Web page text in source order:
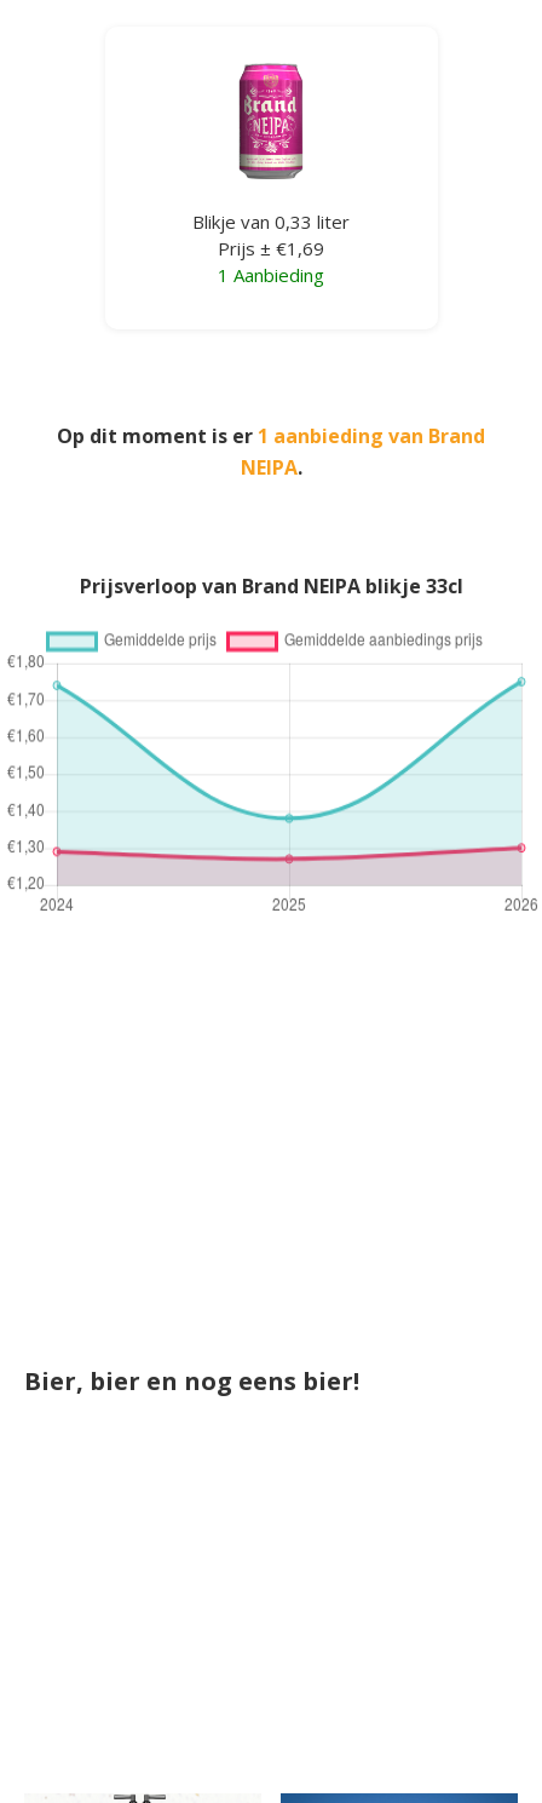
Blikje van 0,33 liter
Prijs ± €1,69
1 Aanbieding
Op dit moment is er 1 aanbieding van Brand
NEIPA.
Prijsverloop van Brand NEIPA blikje 33cl
Bier, bier en nog eens bier!